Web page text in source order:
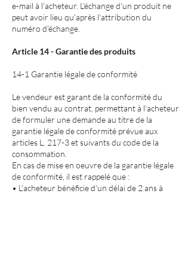
e-mail à l'acheteur. L'échange d'un produit ne
peut avoir lieu qu'après l'attribution du
numéro d'échange.
Article 14 - Garantie des produits
14-1 Garantie légale de conformité
Le vendeur est garant de la conformité du
bien vendu au contrat, permettant à l'acheteur
de formuler une demande au titre de la
garantie légale de conformité prévue aux
articles L. 217-3 et suivants du code de la
consommation.
En cas de mise en oeuvre de la garantie légale
de conformité, il est rappelé que :
• L'acheteur bénéficie d'un délai de 2 ans à